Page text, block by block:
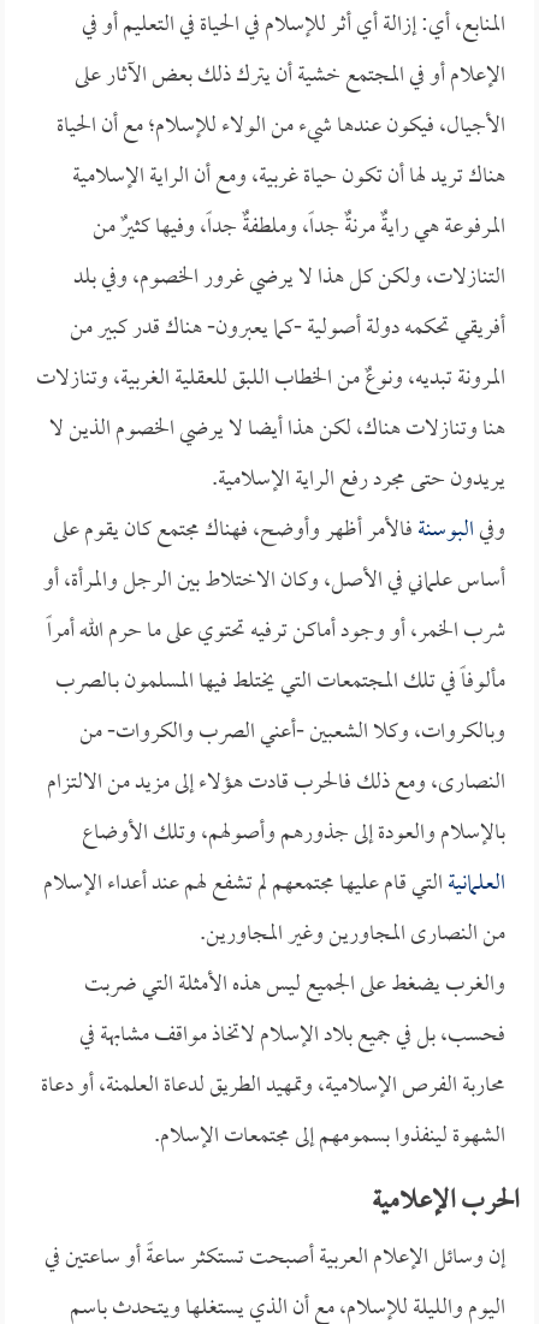
المنابع، أي: إزالة أي أثر للإسلام في الحياة في التعليم أو في
الإعلام أو في المجتمع خشية أن يترك ذلك بعض الآثار على
الأجيال، فيكون عندها شيء من الولاء للإسلام؛ مع أن الحياة
هناك تريد لها أن تكون حياة غربية، ومع أن الراية الإسلامية
المرفوعة هي رايةٌ مرنةٌ جداً، وملطفةٌ جداً، وفيها كثيرٌ من
التنازلات، ولكن كل هذا لا يرضي غرور الخصوم، وفي بلد
أفريقي تحكمه دولة أصولية -كما يعبرون- هناك قدر كبير من
المرونة تبديه، ونوعٌ من الخطاب اللبق للعقلية الغربية، وتنازلات
هنا وتنازلات هناك، لكن هذا أيضا لا يرضي الخصوم الذين لا
يريدون حتى مجرد رفع الراية الإسلامية.
وفيالبوسنةفالأمر أظهر وأوضح، فهناك مجتمع كان يقوم على
أساس علماني في الأصل، وكان الاختلاط بين الرجل والمرأة، أو
شرب الخمر، أو وجود أماكن ترفيه تحتوي على ما حرم الله أمراً
مألوفاً في تلك المجتمعات التي يختلط فيها المسلمون بـالصرب
وبالكروات، وكلا الشعبين -أعني الصرب والكروات- من
النصارى، ومع ذلك فالحرب قادت هؤلاء إلى مزيد من الالتزام
بالإسلام والعودة إلى جذورهم وأصولهم، وتلك الأوضاع
العلمانيةالتي قام عليها مجتمعهم لم تشفع لهم عند أعداء الإسلام
من النصارى المجاورين وغير المجاورين.
والغرب يضغط على الجميع ليس هذه الأمثلة التي ضربت
فحسب، بل في جميع بلاد الإسلام لاتخاذ مواقف مشابهة في
محاربة الفرص الإسلامية، وتمهيد الطريق لدعاة العلمنة، أو دعاة
الشهوة لينفذوا بسمومهم إلى مجتمعات الإسلام.
الحرب الإعلامية
إن وسائل الإعلام العربية أصبحت تستكثر ساعةً أو ساعتين في
اليوم والليلة للإسلام، مع أن الذي يستغلها ويتحدث باسم